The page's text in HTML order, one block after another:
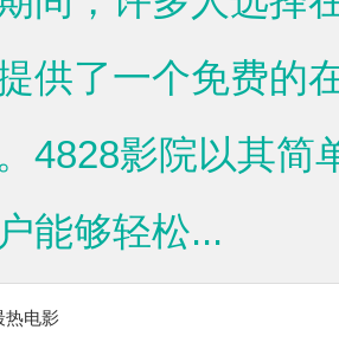
供了一个免费的
4828影院以其简
能够轻松...
热电影